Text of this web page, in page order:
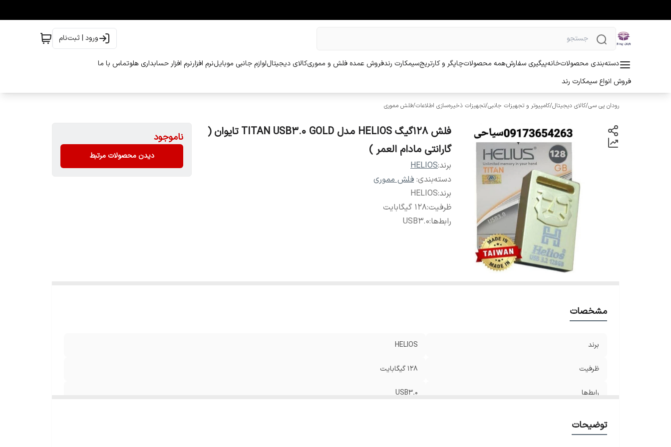
ورود | ثبت‌نام
دسته‌بندی محصولاتخانهپیگیری سفارشهمه محصولاتچاپگر و کارتریجسیمکارت رندفروش عمده فلش و مموریکالای دیجیتاللوازم جانبی موبایلنرم افزارنرم افزار حسابداری هلوتماس با ما
فروش انواع سیمکارت رند
رودان پی سی/کالای دیجیتال/کامپیوتر و تجهیزات جانبی/تجهیزات ذخیره‌سازی اطلاعات/فلش مموری
فلش 128گیگ HELIOS مدل TITAN USB3.0 GOLD تایوان (
گارانتی مادام العمر )
برند:HELIOS
دسته‌بندی: فلش مموری
برند:
HELIOS
ظرفیت:128 گیگابایت
رابط‌ها:
USB3.0
ناموجود
دیدن محصولات مرتبط
مشخصات
برند HELIOS
ظرفیت 128 گیگابایت
رابط‌ها USB3.0
توضیحات